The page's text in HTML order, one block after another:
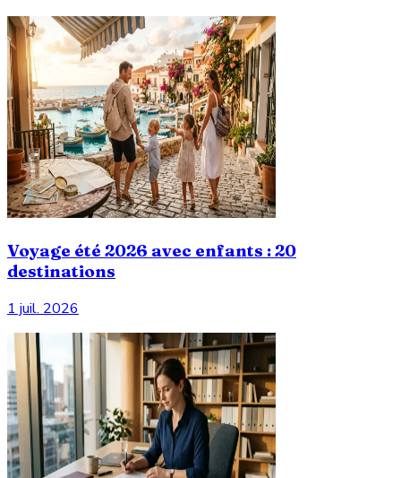
Voyage été 2026 avec enfants : 20
destinations
1 juil. 2026